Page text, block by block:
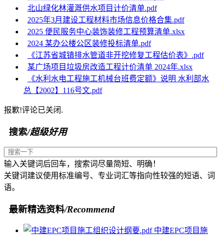
北山绿化林灌溉供水项目计价清单.pdf
2025年3月建设工程材料市场信息价格合集.pdf
2025 便民服务中心装饰装修工程预算清单.xlsx
2024 某办公楼公区装修投标清单.pdf
《江苏省城镇排水管道非开挖修复工程估价表》.pdf
某广场项目垃圾房改造工程计价清单 2024年.xlsx
《水利水电工程施工机械台班费定额》说明 水利部水
总【2002】116号文.pdf
报歉!评论已关闭.
搜索/超级好用
输入关键词后回车，搜索词尽量简短、明确！
关键词建议使用标准编号、专业词汇等指向性较强的短语、词
语。
最新精选资料/Recommend
中建EPC项目施